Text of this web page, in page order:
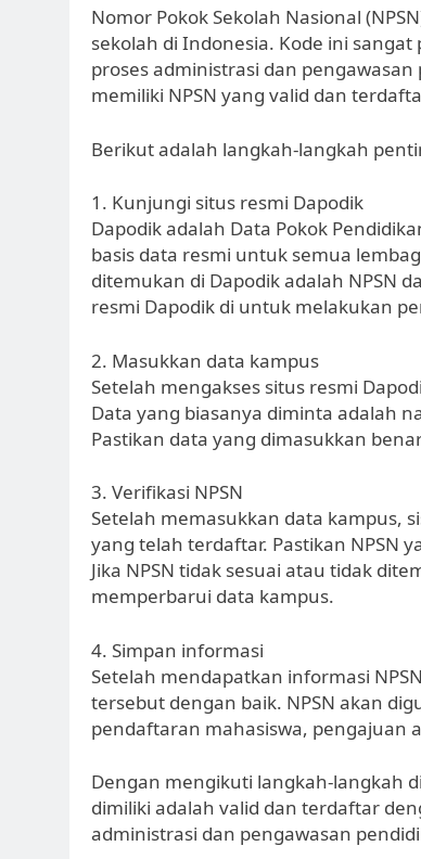
Nomor Pokok Sekolah Nasional
sekolah di Indonesia. Kode ini
proses administrasi dan
memiliki NPSN yang valid dan
Berikut adalah langkah-langkah
1. Kunjungi situs resmi Dapodik
Dapodik adalah Data Pokok
basis data resmi untuk semua
ditemukan di Dapodik adalah NPSN
resmi Dapodik di untuk melakukan
2. Masukkan data kampus
Setelah mengakses situs resmi
Data yang biasanya diminta adalah
Pastikan data yang dimasukkan
3. Verifikasi NPSN
Setelah memasukkan data kampus,
yang telah terdaftar. Pastikan NPSN
Jika NPSN tidak sesuai atau tidak
memperbarui data kampus.
4. Simpan informasi
Setelah mendapatkan informasi
tersebut dengan baik. NPSN akan
pendaftaran mahasiswa, pengajuan
Dengan mengikuti langkah-langkah
dimiliki adalah valid dan terdaftar
administrasi dan pengawasan